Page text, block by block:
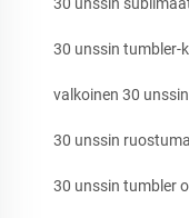
30 unssin tumbler-
valkoinen 30
30 unssin
30 unssin tumbler